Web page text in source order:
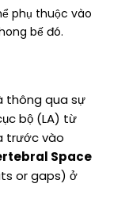
phụ thuộc vào
bế đó.
thông qua sự
bộ (LA) từ
trước vào
Space
or gaps) ở